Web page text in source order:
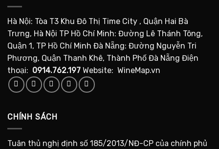
Hà Nội: Tòa T3 Khu Đô Thị Time City , Quận Hai Bà
Trưng, Hà Nội TP Hồ Chí Minh: Đường Lê Thánh Tông,
Quận 1, TP Hồ Chí Minh Đà Nẵng: Đường Nguyễn Tri
Phương, Quận Thanh Khê, Thành Phố Đà Nẵng Điện
thoại: 0914.762.197 Website: WineMap.vn
CHÍNH SÁCH
Tuân thủ nghị định số 185/2013/NĐ-CP của chính phủ